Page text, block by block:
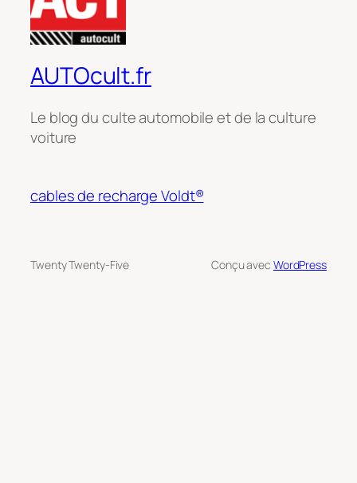
AUTOcult.fr
Le blog du culte automobile et de la culture
voiture
cables de recharge Voldt®
Twenty Twenty-Five Conçu avec WordPress